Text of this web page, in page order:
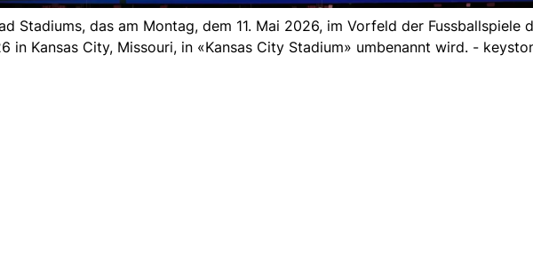
Stadiums, das am Montag, dem 11. Mai 2026, im Vorfeld der Fussballspiele
in Kansas City, Missouri, in «Kansas City Stadium» umbenannt wird. -